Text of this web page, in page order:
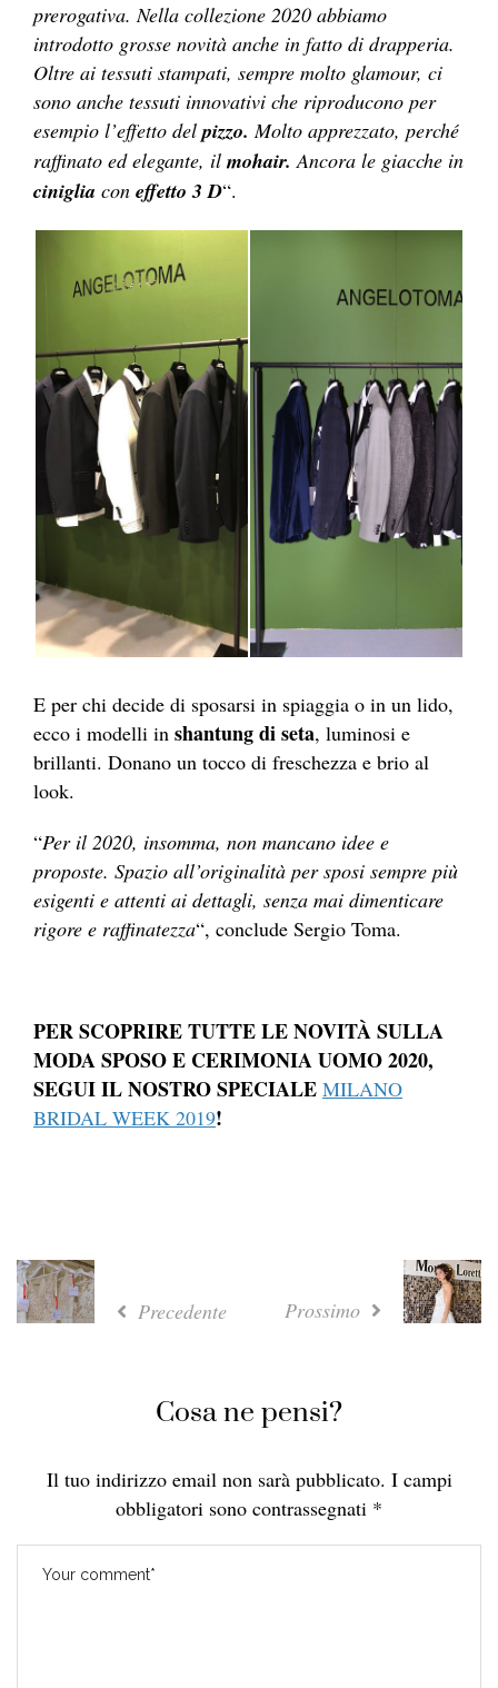
prerogativa. Nella collezione 2020 abbiamo
introdotto grosse novità anche in fatto di drapperia.
Oltre ai tessuti stampati, sempre molto glamour, ci
sono anche tessuti innovativi che riproducono per
esempio l’effetto delpizzo. Molto apprezzato, perché
raffinato ed elegante, il mohair. Ancora le giacche in
ciniglia con effetto 3 D“.
E per chi decide di sposarsi in spiaggia o in un lido,
ecco i modelli in shantung di seta, luminosi e
brillanti. Donano un tocco di freschezza e brio al
look.
“Per il 2020, insomma, non mancano idee e
proposte. Spazio all’originalità per sposi sempre più
esigenti e attenti ai dettagli, senza mai dimenticare
rigore e raffinatezza“, conclude Sergio Toma.
PER SCOPRIRE TUTTE LE NOVITÀ SULLA
MODA SPOSO E CERIMONIA UOMO 2020,
SEGUI IL NOSTRO SPECIALE MILANO
BRIDAL WEEK 2019!
Precedente Prossimo
Cosa ne pensi?
Il tuo indirizzo email non sarà pubblicato. I campi
obbligatori sono contrassegnati *